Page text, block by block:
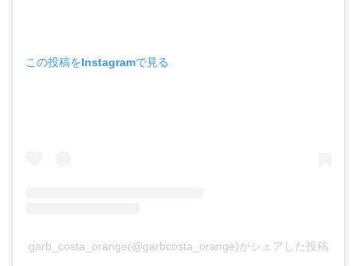
この投稿をInstagramで見る
garb_costa_orange(@garbcosta_orange)がシェアした投稿